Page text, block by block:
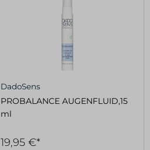
DadoSens
PROBALANCE AUGENFLUID,15
ml
19,95 €*